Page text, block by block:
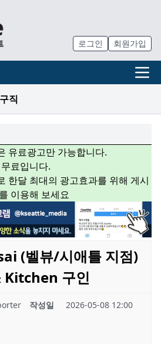
로그인 회원가입
직
유료광고만 가능합니다.
료입니다.
한달 최대의 광고효과를 위해 게시
이용해 보세요
(벨뷰/시애틀 지점)
구인
작성일 2026-05-08 12:00